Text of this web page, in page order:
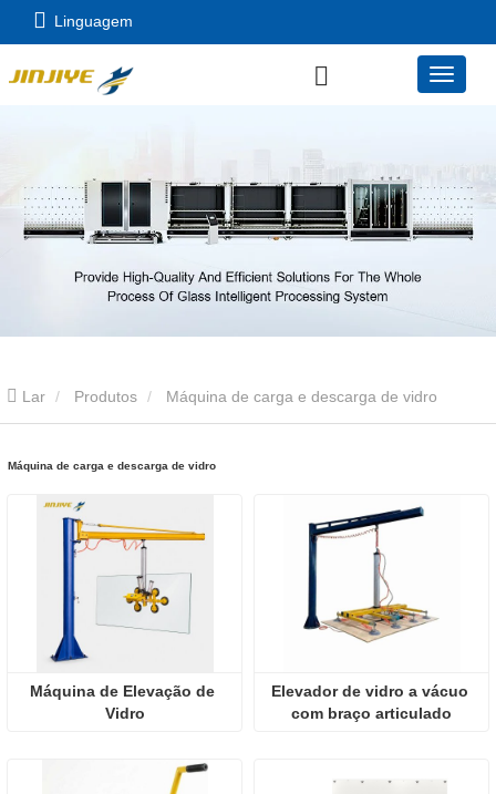
Linguagem
Lar Produtos Máquina de carga e descarga de vidro
Máquina de carga e descarga de vidro
Máquina de Elevação de
Vidro
Elevador de vidro a vácuo
com braço articulado